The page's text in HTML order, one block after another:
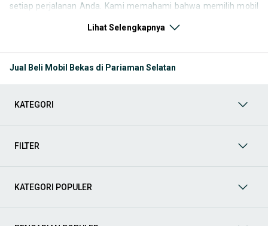
setiap perjalanan Anda. Kami memahami bahwa memilih mobil
ribuan daftar dari penjual terpercaya di seluruh Indonesia.
dengan gaya hidup, kebutuhan, danbudgetAnda!
Memilih mobil bekas yang tepat tentu bukan perkara mudah.
berkelas, atau mobil kota yang irit dan lincah? Di OLX, Anda akan
mobil bekas Anda berjalan lancar, efisien, dan menyenangkan.
berbagai jenis mobil baru maupun bekas dengan kondisi
Lihat Selengkapnya
Jual Beli Mobil Bekas di Pariaman Selatan
KATEGORI
FILTER
KATEGORI POPULER